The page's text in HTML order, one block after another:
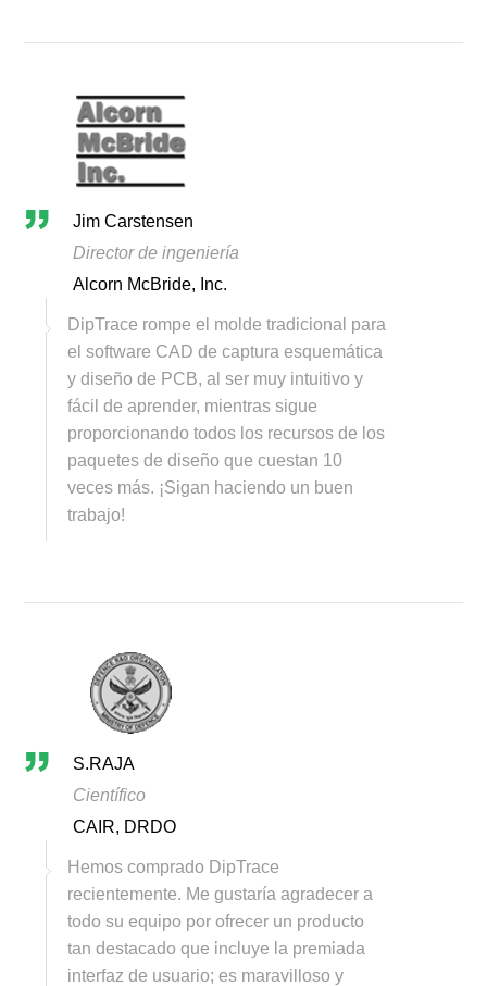
Jim Carstensen
Director de ingeniería
Alcorn McBride, Inc.
DipTrace rompe el molde tradicional para
el software CAD de captura esquemática
y diseño de PCB, al ser muy intuitivo y
fácil de aprender, mientras sigue
proporcionando todos los recursos de los
paquetes de diseño que cuestan 10
veces más. ¡Sigan haciendo un buen
trabajo!
S.RAJA
Científico
CAIR, DRDO
Hemos comprado DipTrace
recientemente. Me gustaría agradecer a
todo su equipo por ofrecer un producto
tan destacado que incluye la premiada
interfaz de usuario; es maravilloso y